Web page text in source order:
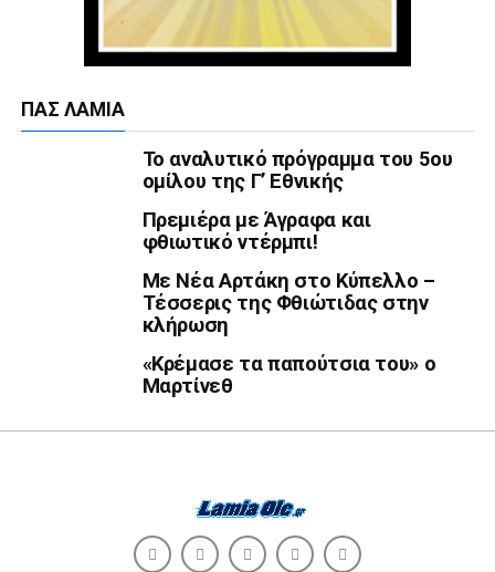
ΠΑΣ ΛΑΜΊΑ
Το αναλυτικό πρόγραμμα του 5ου
ομίλου της Γ’ Εθνικής
Πρεμιέρα με Άγραφα και
φθιωτικό ντέρμπι!
Με Νέα Αρτάκη στο Κύπελλο –
Τέσσερις της Φθιώτιδας στην
κλήρωση
«Κρέμασε τα παπούτσια του» ο
Μαρτίνεθ